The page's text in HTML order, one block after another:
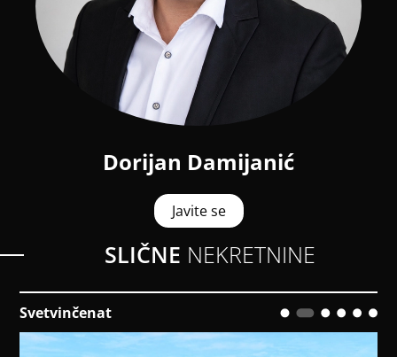
Dorijan Damijanić
Javite se
SLIČNE NEKRETNINE
Vižinada